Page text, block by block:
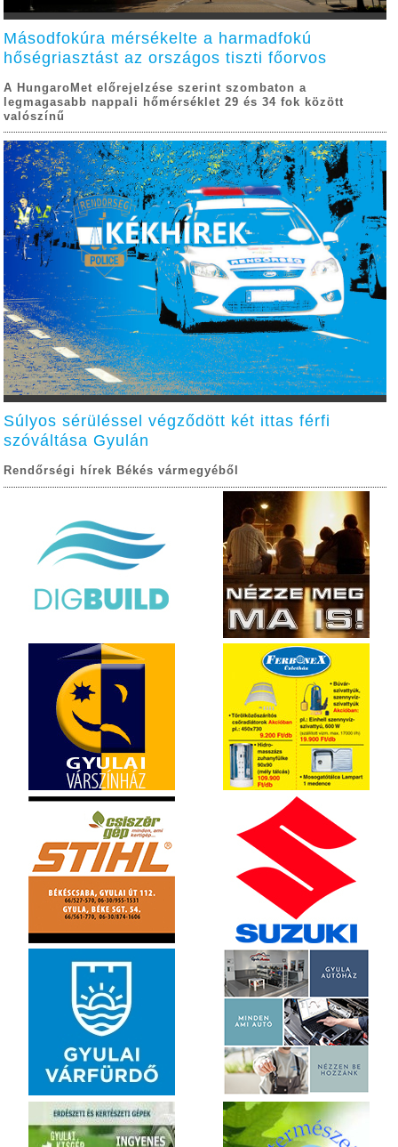
Másodfokúra mérsékelte a harmadfokú
hőségriasztást az országos tiszti főorvos
A HungaroMet előrejelzése szerint szombaton a
legmagasabb nappali hőmérséklet 29 és 34 fok között
valószínű
Súlyos sérüléssel végződött két ittas férfi
szóváltása Gyulán
Rendőrségi hírek Békés vármegyéből